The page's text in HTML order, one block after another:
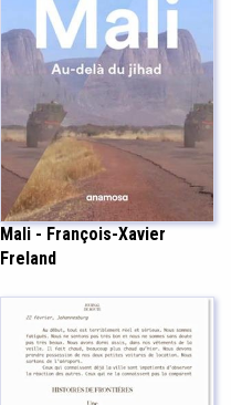
Mali - François-Xavier
Freland